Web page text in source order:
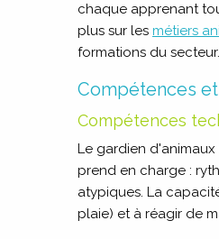
chaque apprenant
plus sur les métiers
formations du secteur.
Compétences
Compétences
Le gardien
prend en charge :
atypiques. La
plaie) et à réagir de